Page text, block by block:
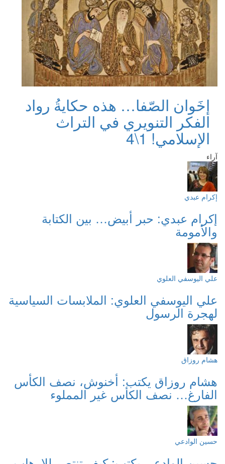
إخَوان الصّفا… هذه حكايةُ رواد
الفكر التنويري في التراث
الإسلامي! 1\4
آراء
إكرام عبدي
إكرام عبدي: حبر أبيض… بين الكتابة
والأمومة
علي اليوسفي العلوي
علي اليوسفي العلوي: الملابسات السياسية
لهجرة الرسول
هشام روزاق
هشام روزاق يكتب: أخنوش، نصف الكأس
الفارغ… نصف الكأس غير المملوء
حسين الوادعي